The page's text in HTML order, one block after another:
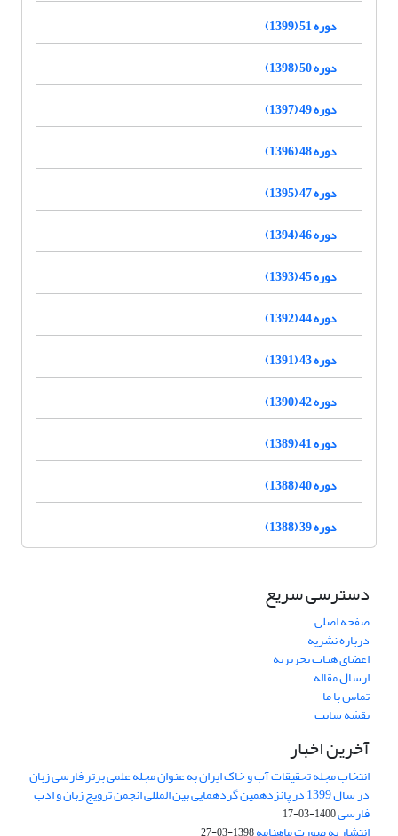
دوره 51 (1399)
دوره 50 (1398)
دوره 49 (1397)
دوره 48 (1396)
دوره 47 (1395)
دوره 46 (1394)
دوره 45 (1393)
دوره 44 (1392)
دوره 43 (1391)
دوره 42 (1390)
دوره 41 (1389)
دوره 40 (1388)
دوره 39 (1388)
دسترسی سریع
صفحه اصلی
درباره نشریه
اعضای هیات تحریریه
ارسال مقاله
تماس با ما
نقشه سایت
آخرین اخبار
انتخاب مجله تحقیقات آب و خاک ایران به عنوان مجله علمی برتر فارسی زبان
در سال 1399 در پانزدهمین گردهمایی بین المللی انجمن ترویج زبان و ادب
فارسی1400-03-17